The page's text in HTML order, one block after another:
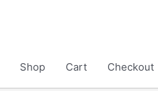
Shop Cart Checkout